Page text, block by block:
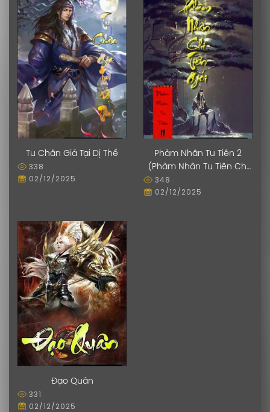
Tu Chân Giả Tại Dị Thế
338
02/12/2025
Phàm Nhân Tu Tiên 2
(Phàm Nhân Tu Tiên Chi
Tiên Giới Thiên)
348
02/12/2025
Đạo Quân
331
02/12/2025